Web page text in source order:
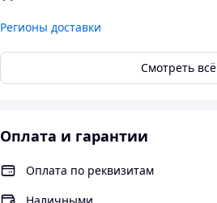
Регионы доставки
Смотреть всё
Оплата и гарантии
Оплата по реквизитам